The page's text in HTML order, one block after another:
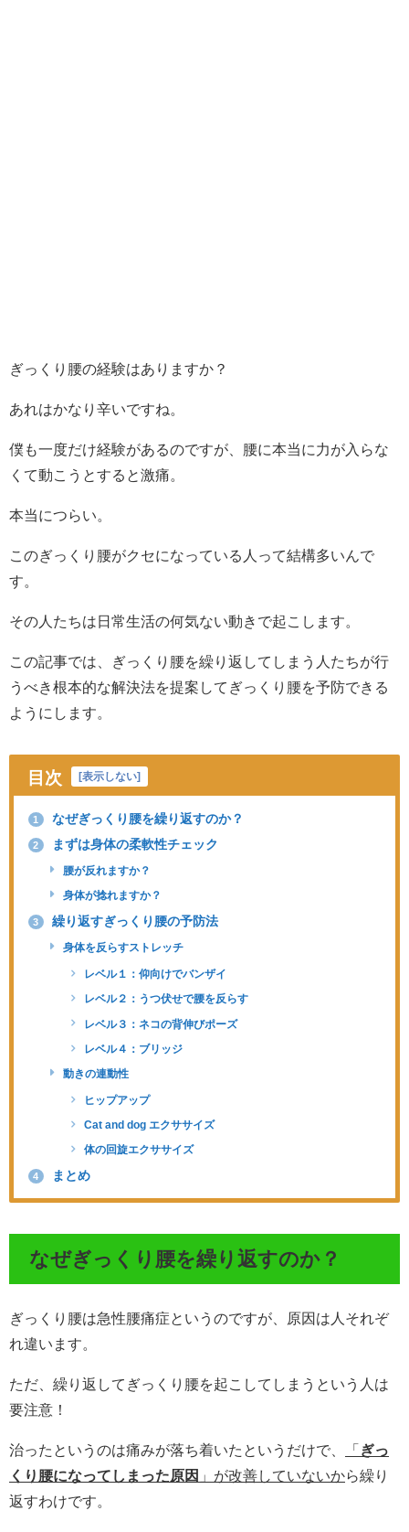
ぎっくり腰の経験はありますか？
あれはかなり辛いですね。
僕も一度だけ経験があるのですが、腰に本当に力が入らな
くて動こうとすると激痛。
本当につらい。
このぎっくり腰がクセになっている人って結構多いんで
す。
その人たちは日常生活の何気ない動きで起こします。
この記事では、ぎっくり腰を繰り返してしまう人たちが行
うべき根本的な解決法を提案してぎっくり腰を予防できる
ようにします。
目次 [表示しない]
1 なぜぎっくり腰を繰り返すのか？
2 まずは身体の柔軟性チェック
腰が反れますか？
身体が捻れますか？
3 繰り返すぎっくり腰の予防法
身体を反らすストレッチ
レベル１：仰向けでバンザイ
レベル２：うつ伏せで腰を反らす
レベル３：ネコの背伸びポーズ
レベル４：ブリッジ
動きの連動性
ヒップアップ
Cat and dog エクササイズ
体の回旋エクササイズ
4 まとめ
なぜぎっくり腰を繰り返すのか？
ぎっくり腰は急性腰痛症というのですが、原因は人それぞ
れ違います。
ただ、繰り返してぎっくり腰を起こしてしまうという人は
要注意！
治ったというのは痛みが落ち着いたというだけで、 「 ぎっ
くり腰になってしまった原因 」が改善していないから繰り
返すわけです。